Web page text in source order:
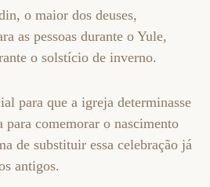
o maior dos deuses,
as pessoas durante o Yule,
o solstício de inverno.
para que a igreja determinasse
para comemorar o nascimento
de substituir essa celebração já
antigos.